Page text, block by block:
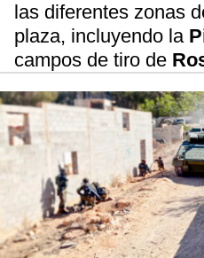
las diferentes zonas
plaza, incluyendo la
campos de tiro de